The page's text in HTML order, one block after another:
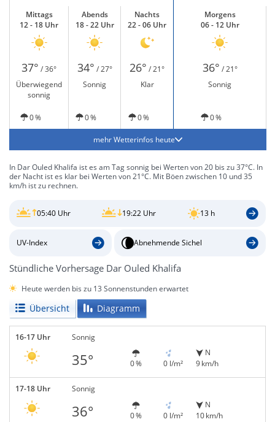
Mittags
12 - 18 Uhr
Abends
18 - 22 Uhr
Nachts
22 - 06 Uhr
Morgens
06 - 12 Uhr
37° / 36° 34° / 27° 26° / 21° 36° / 21°
Überwiegend
sonnig
Sonnig Klar Sonnig
0 % 0 % 0 % 0 %
mehr Wetterinfos heute
In Dar Ouled Khalifa ist es am Tag sonnig bei Werten von 20 bis zu 37°C. In
der Nacht ist es klar bei Werten von 21°C. Mit Böen zwischen 10 und 35
km/h ist zu rechnen.
05:40 Uhr 19:22 Uhr 13 h
UV-Index Abnehmende Sichel
Stündliche Vorhersage Dar Ouled Khalifa
Heute werden bis zu 13 Sonnenstunden erwartet
Übersicht Diagramm
16-17 Uhr Sonnig
35° 0 % 0 l/m²
N
9 km/h
17-18 Uhr Sonnig
36° 0 % 0 l/m²
N
10 km/h